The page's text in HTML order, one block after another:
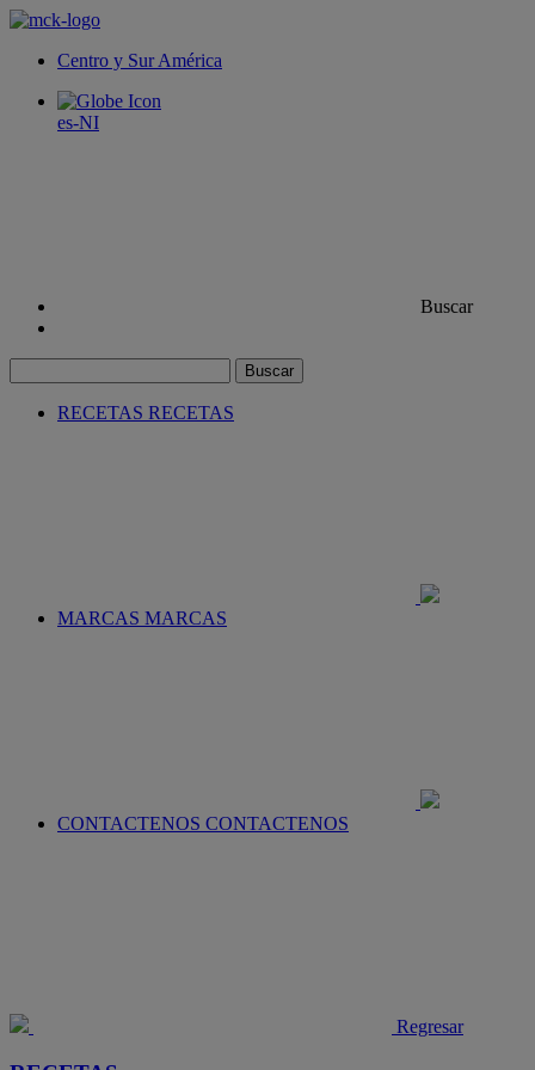
Centro y Sur América
es-NI
Buscar
Buscar
RECETAS RECETAS
MARCAS MARCAS
CONTACTENOS CONTACTENOS
Regresar